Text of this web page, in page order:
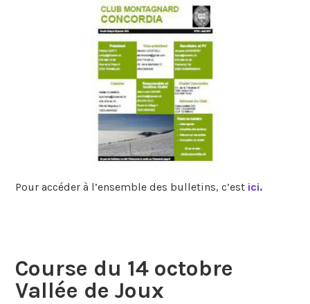
Pour accéder à l’ensemble des bulletins, c’est ici.
Course du 14 octobre
Vallée de Joux